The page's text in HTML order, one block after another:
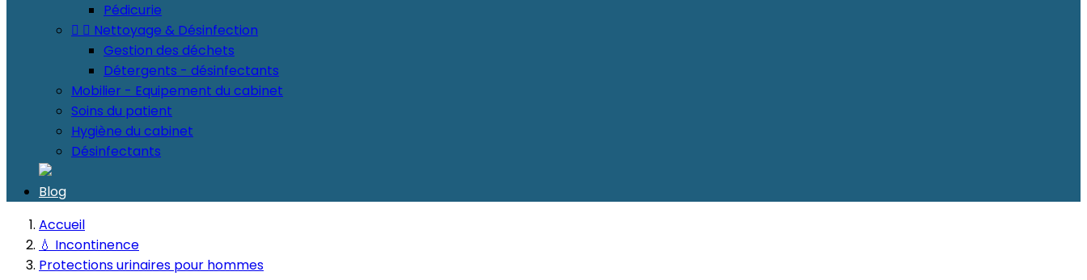
Pédicurie
  Nettoyage & Désinfection
Gestion des déchets
Détergents - désinfectants
Mobilier - Equipement du cabinet
Soins du patient
Hygiène du cabinet
Désinfectants
Blog
Accueil
💧 Incontinence
Protections urinaires pour hommes